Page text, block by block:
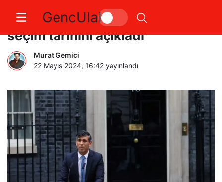
GencUlak
İngiltere Başbakanı Sunak, erken
seçim tarihini açıkladı
Murat Gemici
22 Mayıs 2024, 16:42 yayınlandı